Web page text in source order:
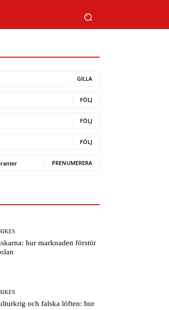
GILLA
FÖLJ
FÖLJ
FÖLJ
PRENUMERERA
hur marknaden förstör
och falska löften: hur